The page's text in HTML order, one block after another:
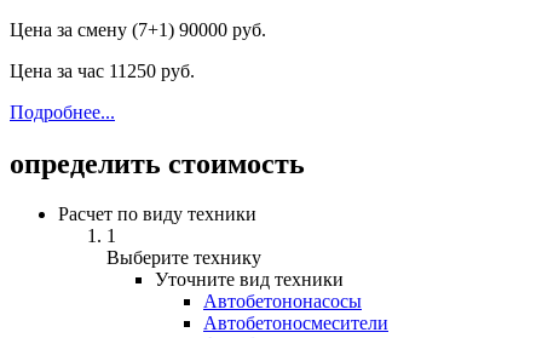
Цена за смену (7+1) 90000 руб.
Цена за час 11250 руб.
Подробнее...
определить стоимость
Расчет по виду техники
1
Выберите технику
Уточните вид техники
Автобетононасосы
Авто­бетоно­смесители